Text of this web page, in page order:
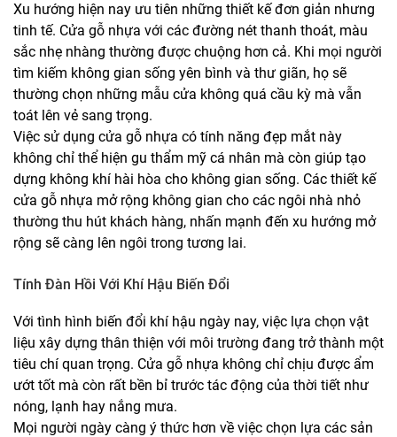
Xu hướng hiện nay ưu tiên những thiết kế đơn giản nhưng
tinh tế. Cửa gỗ nhựa với các đường nét thanh thoát, màu
sắc nhẹ nhàng thường được chuộng hơn cả. Khi mọi người
tìm kiếm không gian sống yên bình và thư giãn, họ sẽ
thường chọn những mẫu cửa không quá cầu kỳ mà vẫn
toát lên vẻ sang trọng.
Việc sử dụng cửa gỗ nhựa có tính năng đẹp mắt này
không chỉ thể hiện gu thẩm mỹ cá nhân mà còn giúp tạo
dựng không khí hài hòa cho không gian sống. Các thiết kế
cửa gỗ nhựa mở rộng không gian cho các ngôi nhà nhỏ
thường thu hút khách hàng, nhấn mạnh đến xu hướng mở
rộng sẽ càng lên ngôi trong tương lai.
Tính Đàn Hồi Với Khí Hậu Biến Đổi
Với tình hình biến đổi khí hậu ngày nay, việc lựa chọn vật
liệu xây dựng thân thiện với môi trường đang trở thành một
tiêu chí quan trọng. Cửa gỗ nhựa không chỉ chịu được ẩm
ướt tốt mà còn rất bền bỉ trước tác động của thời tiết như
nóng, lạnh hay nắng mưa.
Mọi người ngày càng ý thức hơn về việc chọn lựa các sản